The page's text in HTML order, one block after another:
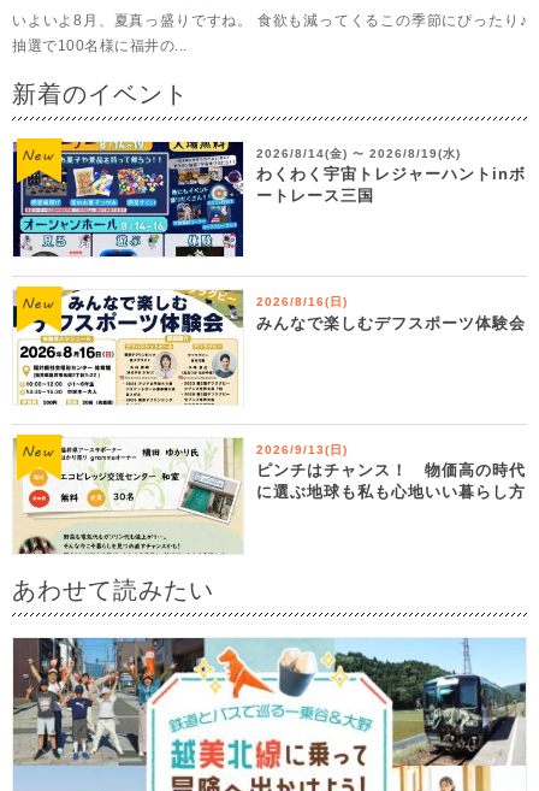
いよいよ8月、夏真っ盛りですね。 食欲も減ってくるこの季節にぴったり♪
抽選で100名様に福井の...
新着のイベント
2026/8/14(金) 〜 2026/8/19(水)
わくわく宇宙トレジャーハントinボ
ートレース三国
2026/8/16(日)
みんなで楽しむデフスポーツ体験会
2026/9/13(日)
ピンチはチャンス！ 物価高の時代
に選ぶ地球も私も心地いい暮らし方
あわせて読みたい